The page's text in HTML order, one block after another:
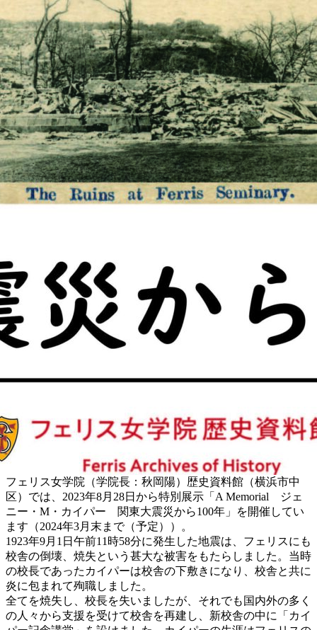
フェリス女学院（学院長：秋岡陽）歴史資料館（横浜市中
区）では、2023年8月28日から特別展示「A Memorial ジェ
ニー・M・カイパー 関東大震災から100年」を開催してい
ます（2024年3月末まで（予定））。
1923年9月1日午前11時58分に発生した地震は、フェリスにも
校舎の倒壊、焼失という甚大な被害をもたらしました。当時
の校長であったカイパーは校舎の下敷きになり、校舎と共に
炎に包まれて殉職しました。
全てを焼失し、校長を失いましたが、それでも国内外の多く
の人々から支援を受けて校舎を再建し、新校舎の中に「カイ